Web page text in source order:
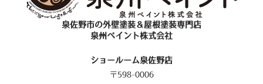
泉佐野市の外壁塗装＆屋根塗装専門店
泉州ペイント株式会社
ショールーム泉佐野店
〒598-0006